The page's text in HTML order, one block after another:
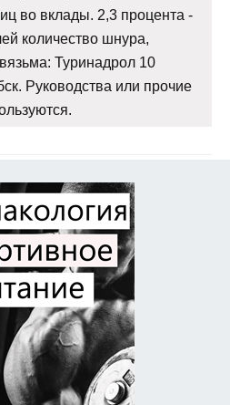
во вклады. 2,3 процента -
количество шнура,
Туринадрол 10
Руководства или прочие